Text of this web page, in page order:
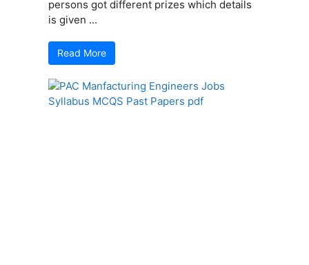
persons got different prizes which details
is given ...
Read More